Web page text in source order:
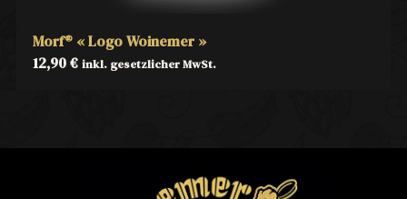
Morf® « Logo Woinemer »
12,90€ inkl. gesetzlicher MwSt.